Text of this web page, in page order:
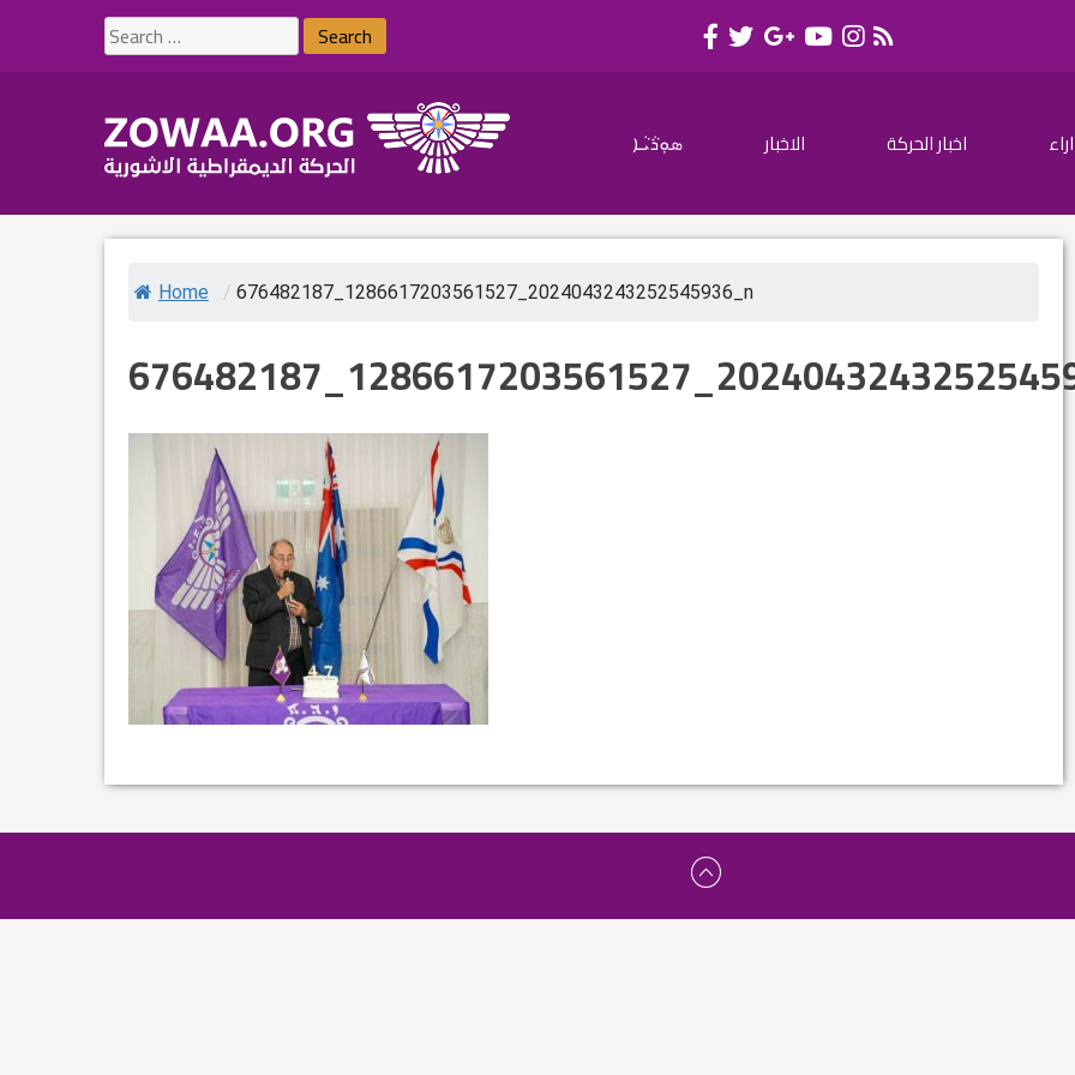
Search
for:
ܣܘܼܪܵܝܵܐ الاخبار اخبار الحركة اراء
Home / 676482187_1286617203561527_2024043243252545936_n